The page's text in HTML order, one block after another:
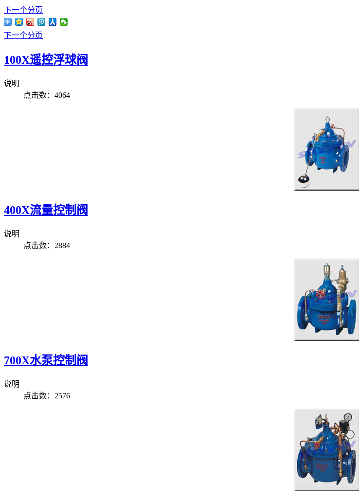
下一个分页
下一个分页
100X遥控浮球阀
说明
点击数：4064
400X流量控制阀
说明
点击数：2884
700X水泵控制阀
说明
点击数：2576